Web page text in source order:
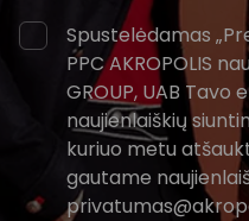
Spustelėdamas
PPC AKROPOLIS
GROUP, UAB
naujienlaiškių
kuriuo metu
gautame